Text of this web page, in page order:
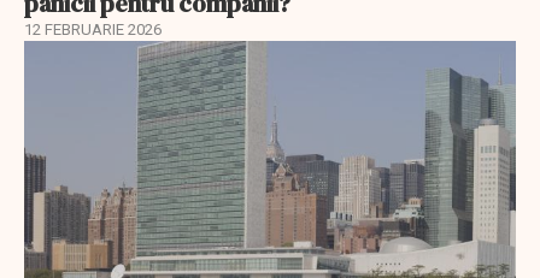
12 FEBRUARIE 2026